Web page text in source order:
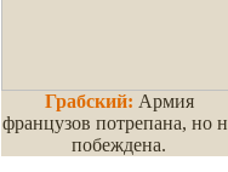
Грабский: Армия
французов потрепана, но
побеждена.